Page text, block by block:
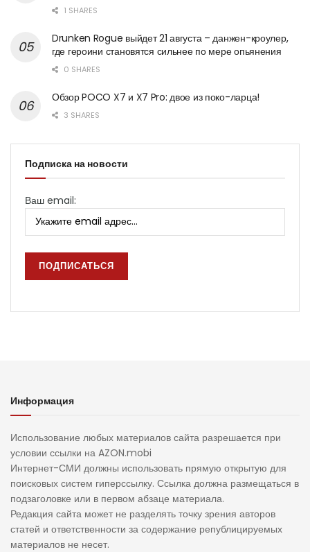
1 SHARES
Drunken Rogue выйдет 21 августа – данжен-кроулер,
где героини становятся сильнее по мере опьянения
0 SHARES
Обзор POCO X7 и X7 Pro: двое из поко-ларца!
3 SHARES
Подписка на новости
Ваш email:
Информация
Использование любых материалов сайта разрешается при
условии ссылки на AZON.mobi
Интернет-СМИ должны использовать прямую открытую для
поисковых систем гиперссылку. Ссылка должна размещаться в
подзаголовке или в первом абзаце материала.
Редакция сайта может не разделять точку зрения авторов
статей и ответственности за содержание републицируемых
материалов не несет.